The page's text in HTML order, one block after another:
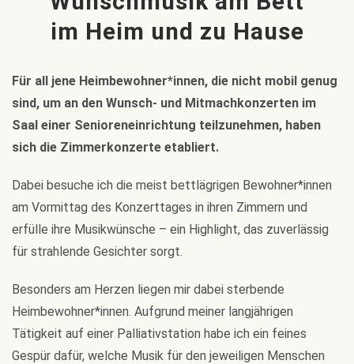
im Heim und zu Hause
Für all jene Heimbewohner*innen, die nicht mobil genug
sind, um an den Wunsch- und Mitmachkonzerten im
Saal einer Senioreneinrichtung teilzunehmen, haben
sich die Zimmerkonzerte etabliert.
Dabei besuche ich die meist bettlägrigen Bewohner*innen
am Vormittag des Konzerttages in ihren Zimmern und
erfülle ihre Musikwünsche – ein Highlight, das zuverlässig
für strahlende Gesichter sorgt.
Besonders am Herzen liegen mir dabei sterbende
Heimbewohner*innen. Aufgrund meiner langjährigen
Tätigkeit auf einer Palliativstation habe ich ein feines
Gespür dafür, welche Musik für den jeweiligen Menschen